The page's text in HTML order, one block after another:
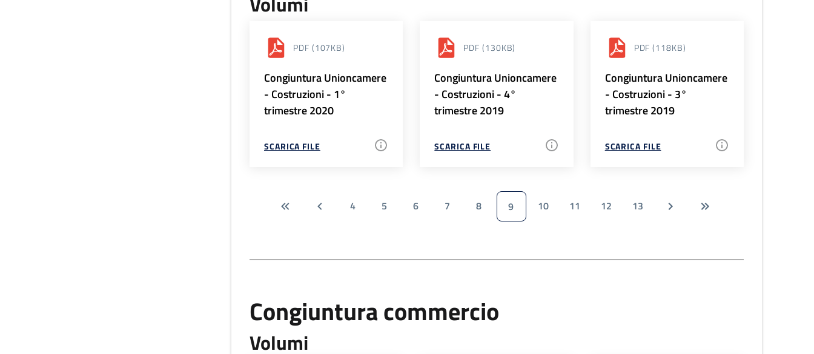
PDF (107KB)
Congiuntura Unioncamere
- Costruzioni - 1°
trimestre 2020
SCARICA FILE
PDF (130KB)
Congiuntura Unioncamere
- Costruzioni - 4°
trimestre 2019
SCARICA FILE
PDF (118KB)
Congiuntura Unioncamere
- Costruzioni - 3°
trimestre 2019
SCARICA FILE
4 5 6 7 8 9 10 11 12 13
Congiuntura commercio
Volumi